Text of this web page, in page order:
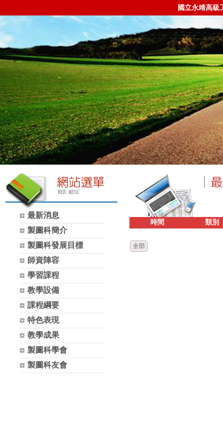
國立永靖高級
最新消息
製圖科簡介
製圖科發展目標
師資陣容
學習課程
教學設備
課程綱要
特色表現
教學成果
製圖科學會
製圖科友會
時間 類別
全部